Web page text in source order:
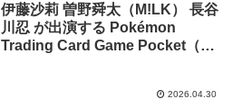
伊藤沙莉 曽野舜太（M!LK） 長谷
川忍 が出演する Pokémon
Trading Card Game Pocket（ポ
2026.04.30